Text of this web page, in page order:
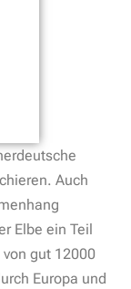
Auch
Elbe ein Teil
gut 12000
Europa und